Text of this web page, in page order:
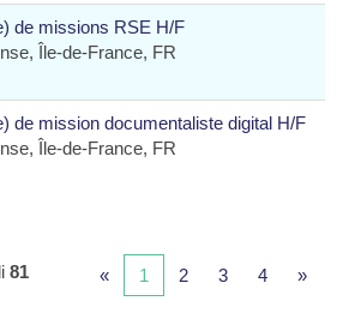
de missions RSE H/F
Île-de-France, FR
de mission documentaliste digital H/F
Île-de-France, FR
81 « 1 2 3 4 »